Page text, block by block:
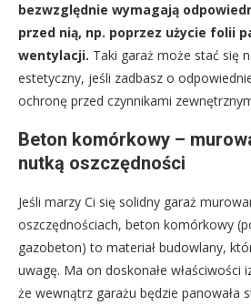
bezwzględnie wymagają
przed nią, np. poprzez użycie folii
wentylacji. Taki garaż może stać się
estetyczny, jeśli zadbasz o
ochronę przed czynnikami
Beton komórkowy –
nutką oszczędności
Jeśli marzy Ci się solidny garaż
oszczędnościach, beton komórkowy
gazobeton) to materiał budowlany,
uwagę. Ma on doskonałe właściwości
że wewnątrz garażu będzie panowała